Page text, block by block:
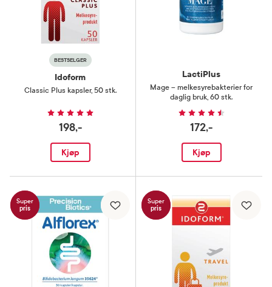
BESTSELGER
Idoform
Classic Plus kapsler, 50 stk.
198,-
Kjøp
LactiPlus
Mage – melkesyrebakterier for
daglig bruk, 60 stk.
172,-
Kjøp
Super
pris
Super
pris